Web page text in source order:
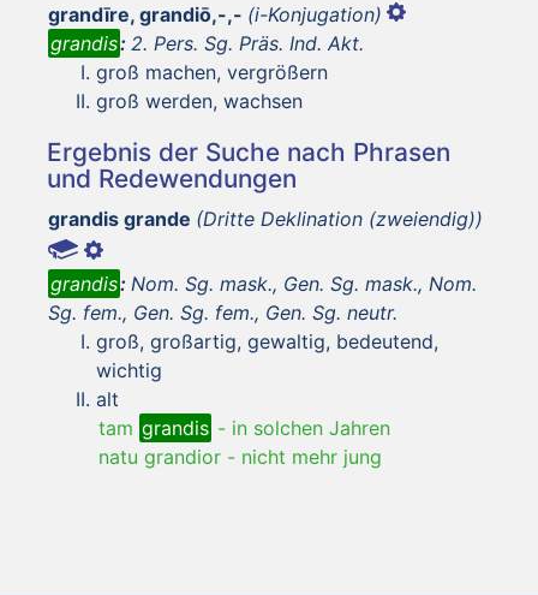
grandīre, grandiō,-,- (i-Konjugation)
grandis: 2. Pers. Sg. Präs. Ind. Akt.
groß machen, vergrößern
groß werden, wachsen
Ergebnis der Suche nach Phrasen
und Redewendungen
grandis grande (Dritte Deklination (zweiendig))
grandis: Nom. Sg. mask., Gen. Sg. mask., Nom.
Sg. fem., Gen. Sg. fem., Gen. Sg. neutr.
groß, großartig, gewaltig, bedeutend,
wichtig
alt
tam grandis - in solchen Jahren
natu grandior - nicht mehr jung